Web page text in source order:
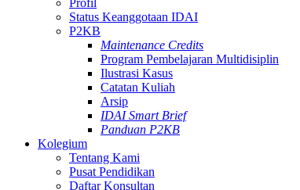
Profil
Status Keanggotaan IDAI
P2KB
Maintenance Credits
Program Pembelajaran Multidisiplin
Ilustrasi Kasus
Catatan Kuliah
Arsip
IDAI Smart Brief
Panduan P2KB
Kolegium
Tentang Kami
Pusat Pendidikan
Daftar Konsultan